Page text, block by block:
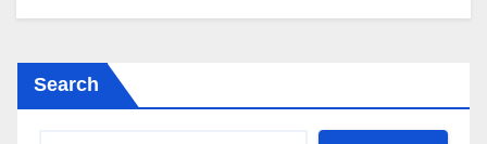
Search